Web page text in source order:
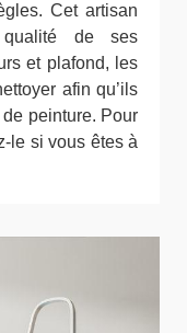
Cet artisan
de ses
et plafond, les
afin qu’ils
peinture. Pour
le si vous êtes à